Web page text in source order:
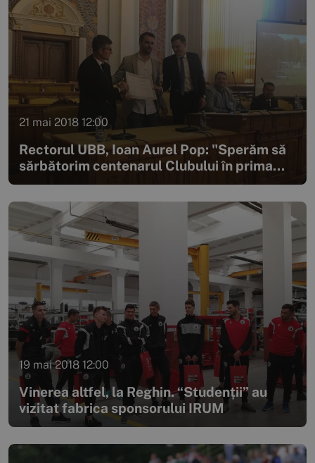
21 mai 2018 12:00
Rectorul UBB, Ioan Aurel Pop: "Sperăm să
sărbătorim centenarul Clubului în prima...
19 mai 2018 12:00
Vinerea altfel, la Reghin. “Studenții” au
vizitat fabrica sponsorului IRUM